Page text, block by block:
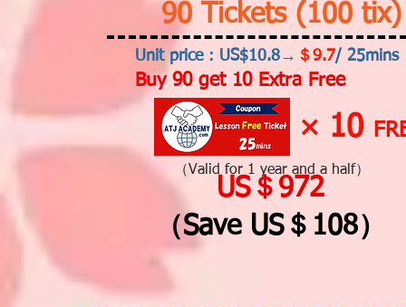
90 Tickets (100 tix)
Unit price：US$10.8→ ＄9.7/ 25mins
Buy 90 get 10 Extra Free
× 10
（Valid for 1 year and a half）
US＄972
（Save US＄108）